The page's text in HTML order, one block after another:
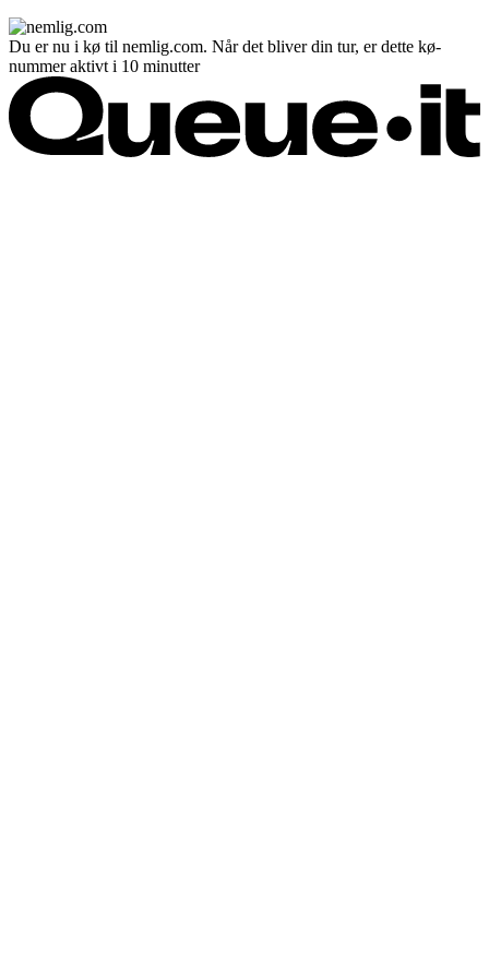
Du er nu i kø til nemlig.com. Når det bliver din tur, er dette kø-
nummer aktivt i 10 minutter